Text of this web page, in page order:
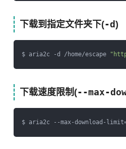
下载到指定文件夹下(-d)
$ aria2c -d /home/escape
下载速度限制(--max-
$ aria2c --max-download-